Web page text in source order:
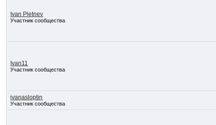
Ivan Pletnev
Участник сообщества
Ivan11
Участник сообщества
ivanasloptin
Участник сообщества